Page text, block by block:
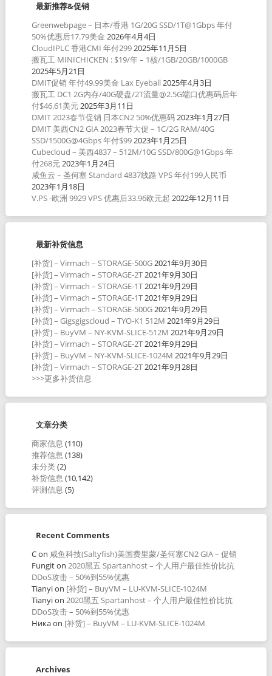
最新推荐&促销
Greenwebpage – 日本/香港 1G/20G SSD/1T@1Gbps 年付
50%优惠后17.79美金 2026年4月4日
CloudIPLC 香港CMI 年付2992025年11月5日
搬瓦工 MINICHICKEN : $19/年 – 1核/1GB/20GB/1000GB
2025年5月21日
DMIT促销 年付49.99美金 Lax Eyeball 2025年4月3日
搬瓦工 DC1 2G内存/40G硬盘/2T流量@2.5G端口优惠码后年
付$46.61美元2025年3月11日
DMIT 2023春节促销 日本CN2 50%优惠码2023年1月27日
DMIT 美西CN2 GIA 2023春节大促 – 1C/2G RAM/40G
SSD/1500G@4Gbps 年付$992023年1月25日
Cubecloud – 美西4837 – 512M/10G SSD/800G@1Gbps 年
付268元2023年1月24日
咸鱼云 – 圣何塞 Standard 4837线路 VPS 年付199人民币
2023年1月18日
V.PS -欧洲 9929 VPS 优惠后33.96欧元起 2022年12月11日
最新补货信息
[补货] – Virmach – STORAGE-500G2021年9月30日
[补货] – Virmach – STORAGE-2T2021年9月30日
[补货] – Virmach – STORAGE-1T2021年9月29日
[补货] – Virmach – STORAGE-1T2021年9月29日
[补货] – Virmach – STORAGE-500G2021年9月29日
[补货] – Gigsgigscloud – TYO-K1 512M 2021年9月29日
[补货] – BuyVM – NY-KVM-SLICE-512M 2021年9月29日
[补货] – Virmach – STORAGE-2T2021年9月29日
[补货] – BuyVM – NY-KVM-SLICE-1024M 2021年9月29日
[补货] – Virmach – STORAGE-2T2021年9月28日
>>>更多补货信息
文章分类
商家信息 (110)
推荐信息 (138)
未分类(2)
补货信息 (10,142)
评测信息 (5)
Recent Comments
Con 咸鱼科技(Saltyfish)美国费里蒙/圣何塞CN2 GIA – 促销
Fungiton 2020黑五 Spartanhost – 个人用户最佳性价比抗
DDoS攻击 – 50%到55%优惠
Tianyion [补货] – BuyVM – LU-KVM-SLICE-1024M
Tianyion 2020黑五 Spartanhost – 个人用户最佳性价比抗
DDoS攻击 – 50%到55%优惠
Никаon [补货] – BuyVM – LU-KVM-SLICE-1024M
Archives